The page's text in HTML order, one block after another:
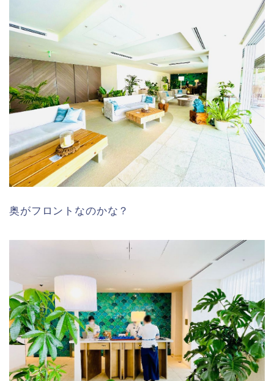
奥がフロントなのかな？